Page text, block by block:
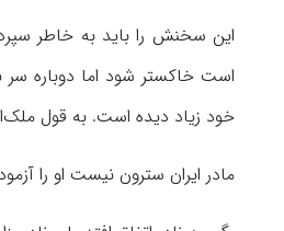
این سخنش را باید به خاطر
است خاکستر شود اما دوباره
خود زیاد دیده است. به قول
مادر ایران سترون نیست او را